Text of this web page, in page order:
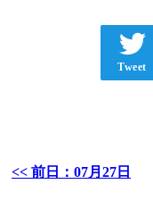
Tweet
<< 前日：07月27日